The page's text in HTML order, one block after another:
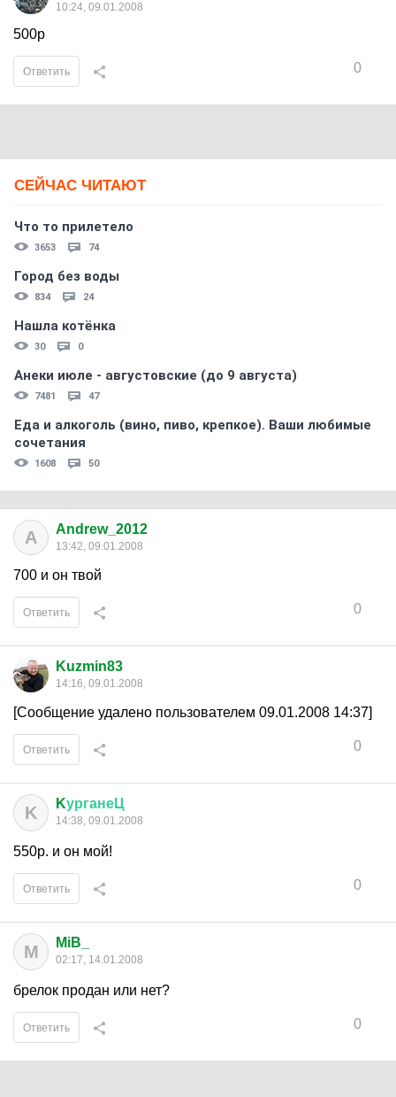
10:24, 09.01.2008
500р
0
Ответить
СЕЙЧАС ЧИТАЮТ
Что то прилетело
3653 74
Город без воды
834 24
Нашла котёнка
30 0
Анеки июле - августовские (до 9 августа)
7481 47
Еда и алкоголь (вино, пиво, крепкое). Ваши любимые
сочетания
1608 50
A Andrew_2012
13:42, 09.01.2008
700 и он твой
0
Ответить
Kuzmin83
14:16, 09.01.2008
[Сообщение удалено пользователем 09.01.2008 14:37]
0
Ответить
K KурганеЦ
14:38, 09.01.2008
550р. и он мой!
0
Ответить
M MiB_
02:17, 14.01.2008
брелок продан или нет?
0
Ответить